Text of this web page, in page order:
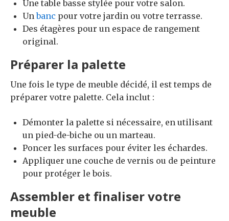
Une table basse stylée pour votre salon.
Unbanc pour votre jardin ou votre terrasse.
Des étagères pour un espace de rangement
original.
Préparer la palette
Une fois le type de meuble décidé, il est temps de
préparer votre palette. Cela inclut :
Démonter la palette si nécessaire, en utilisant
un pied-de-biche ou un marteau.
Poncer les surfaces pour éviter les échardes.
Appliquer une couche de vernis ou de peinture
pour protéger le bois.
Assembler et finaliser votre
meuble